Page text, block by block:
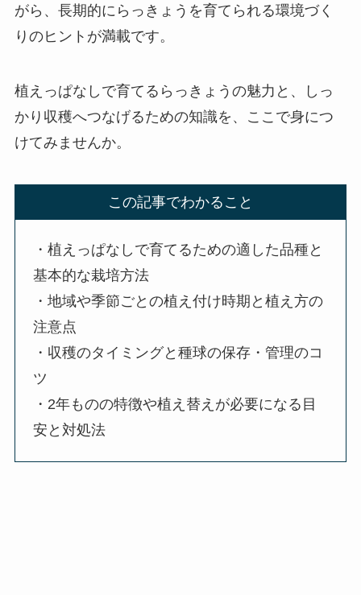
がら、長期的にらっきょうを育てられる環境づく
りのヒントが満載です。
植えっぱなしで育てるらっきょうの魅力と、しっ
かり収穫へつなげるための知識を、ここで身につ
けてみませんか。
この記事でわかること
・植えっぱなしで育てるための適した品種と
基本的な栽培方法
・地域や季節ごとの植え付け時期と植え方の
注意点
・収穫のタイミングと種球の保存・管理のコ
ツ
・2年ものの特徴や植え替えが必要になる目
安と対処法